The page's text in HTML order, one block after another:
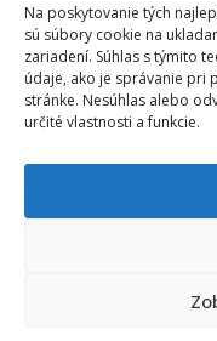
Na poskytovanie tých
sú súbory cookie na
zariadení. Súhlas s týmito
údaje, ako je správanie pri
stránke. Nesúhlas alebo
určité vlastnosti a funkcie.
Zákaznícka linka